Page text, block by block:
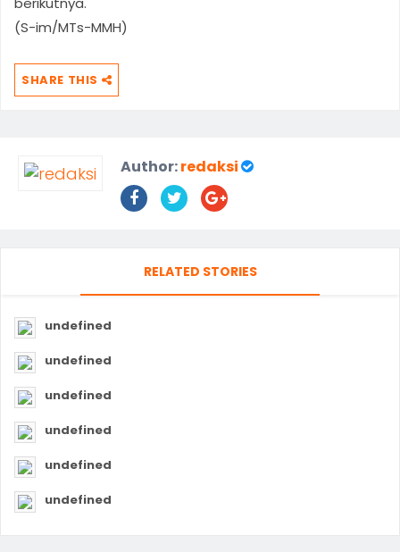
(S-im/MTs-MMH)
SHARE THIS
Author:redaksi
RELATED STORIES
undefined
undefined
undefined
undefined
undefined
undefined